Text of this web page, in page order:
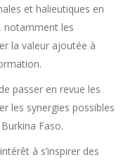
et halieutiques en
notamment les
la valeur ajoutée à
passer en revue les
les synergies possibles
Faso.
à s’inspirer des